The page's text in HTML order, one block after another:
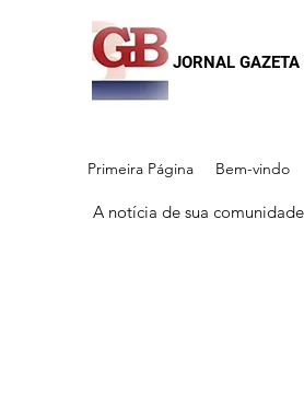
JORNAL
Primeira Página Bem-vindo
A notícia de sua comunidade